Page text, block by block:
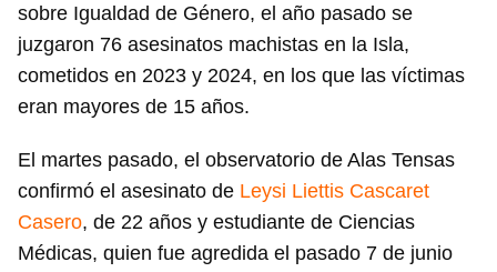
sobre Igualdad de Género, el año pasado se
juzgaron 76 asesinatos machistas en la Isla,
cometidos en 2023 y 2024, en los que las víctimas
eran mayores de 15 años.
El martes pasado, el observatorio de Alas Tensas
confirmó el asesinato de Leysi Liettis Cascaret
Casero, de 22 años y estudiante de Ciencias
Médicas, quien fue agredida el pasado 7 de junio